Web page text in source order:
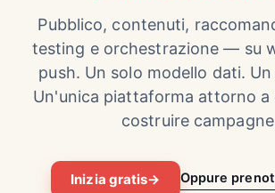
Pubblico, contenuti,
testing e orchestrazione — su
push. Un solo modello dati.
Un'unica piattaforma attorno a
costruire
Inizia gratis→ Oppure